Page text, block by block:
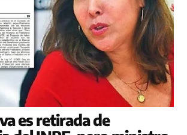
es retirada de